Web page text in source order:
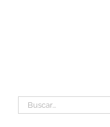
Buscar: